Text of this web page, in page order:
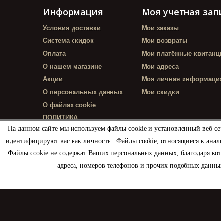
На данном сайте мы используем файлы cookie и установленный веб
идентифицируют вас как личность. Файлы cookie, относящиеся к
Файлы cookie не содержат Ваших персональных данных, благодаря
адреса, номеров телефонов и прочих подобных
Информация
Условия доставки
Система скидок
Оплата
О нашем магазине
Акции
О персональных данных
О файлах cookie
ПОЛИТИКА
КОНФИДЕНЦИАЛЬНОСТИ
Моя учетная
Мои заказы
Мои возвраты
Мои платёжные
Мои адреса
Моя личная
Мои скидки